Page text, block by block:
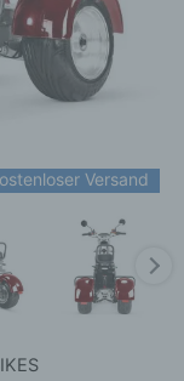
Versand